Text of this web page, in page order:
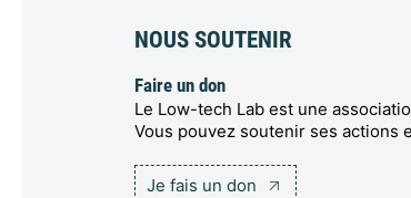
NOUS SOUTENIR
Faire un don
Le Low-tech Lab est une
Vous pouvez soutenir ses actions
Je fais un don